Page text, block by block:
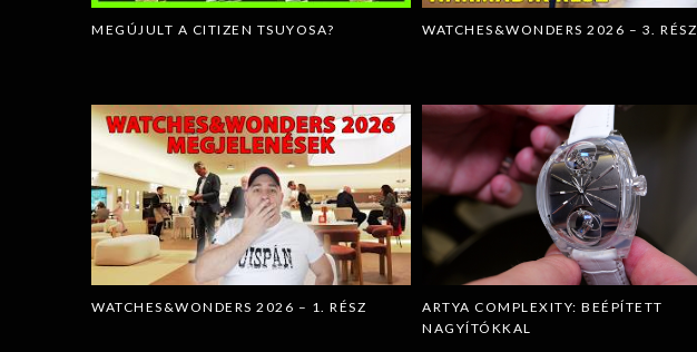
MEGÚJULT A CITIZEN TSUYOSA? WATCHES&WONDERS 2026 – 3. RÉSZ
WATCHES&WONDERS 2026 – 1. RÉSZ
ARTYA COMPLEXITY: BEÉPÍTETT
NAGYÍTÓKKAL